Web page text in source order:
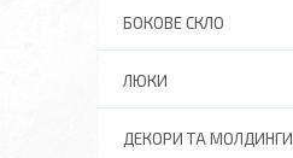
БОКОВЕ СКЛО
ЛЮКИ
ДЕКОРИ ТА МОЛДИНГИ